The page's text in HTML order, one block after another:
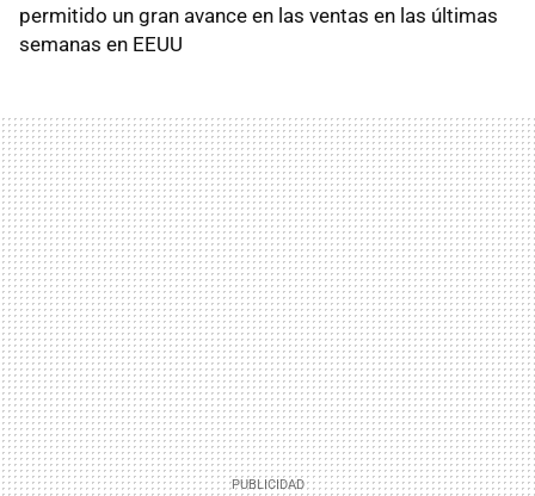
permitido un gran avance en las ventas en las últimas
semanas en EEUU